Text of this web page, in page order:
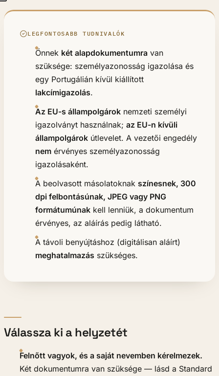
LEGFONTOSABB TUDNIVALÓK
Önnek két alapdokumentumra van
szüksége: személyazonosság igazolása és
egy Portugálián kívül kiállított
lakcímigazolás.
Az EU-s állampolgárok nemzeti személyi
igazolványt használnak; az EU-n kívüli
állampolgárok útlevelet. A vezetői engedély
nem érvényes személyazonosság
igazolásaként.
A beolvasott másolatoknak színesnek, 300
dpi felbontásúnak, JPEG vagy PNG
formátumúnak kell lenniük, a dokumentum
érvényes, az aláírás pedig látható.
A távoli benyújtáshoz (digitálisan aláírt)
meghatalmazás szükséges.
Válassza ki a helyzetét
Felnőtt vagyok, és a saját nevemben kérelmezek.
Két dokumentumra van szüksége — lásd a Standard